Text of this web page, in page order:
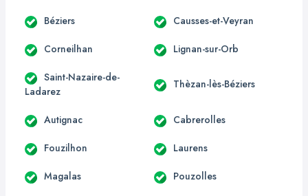
Béziers Causses-et-Veyran
Corneilhan Lignan-sur-Orb
Saint-Nazaire-de-
Ladarez
Thèzan-lès-Béziers
Autignac Cabrerolles
Fouzilhon Laurens
Magalas Pouzolles